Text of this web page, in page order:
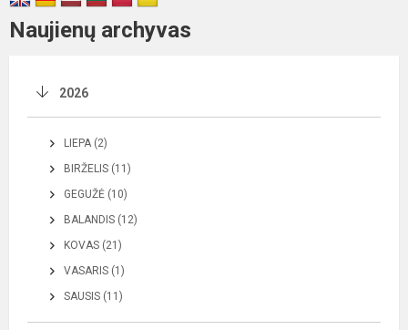
Naujienų archyvas
2026
LIEPA (2)
BIRŽELIS (11)
GEGUŽĖ (10)
BALANDIS (12)
KOVAS (21)
VASARIS (1)
SAUSIS (11)